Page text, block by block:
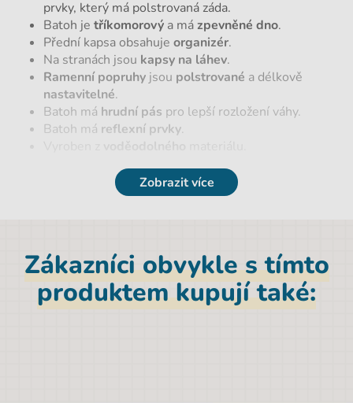
prvky, který má polstrovaná záda.
Batoh je tříkomorový a má zpevněné dno.
Přední kapsa obsahuje organizér.
Na stranách jsou kapsy na láhev.
Ramenní popruhy jsou polstrované a délkově
nastavitelné.
Batoh má hrudní pás pro lepší rozložení váhy.
Batoh má reflexní prvky.
Parametry
Licence
bez licence
Objem
25 l
Hmotnost netto [kg]
0,8 kg
Zobrazit více
Zákazníci obvykle s tímto
produktem kupují také: